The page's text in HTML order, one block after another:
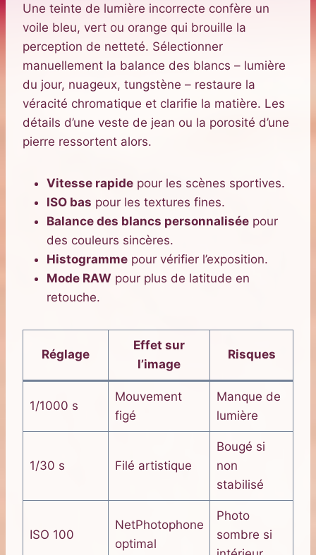
Une teinte de lumière incorrecte confère un
voile bleu, vert ou orange qui brouille la
perception de netteté. Sélectionner
manuellement la balance des blancs – lumière
du jour, nuageux, tungstène – restaure la
véracité chromatique et clarifie la matière. Les
détails d’une veste de jean ou la porosité d’une
pierre ressortent alors.
Vitesse rapide pour les scènes sportives.
ISO bas pour les textures fines.
Balance des blancs personnalisée pour
des couleurs sincères.
Histogramme pour vérifier l’exposition.
Mode RAW pour plus de latitude en
retouche.
Réglage
Effet sur
l’image
Risques
1/1000 s
Mouvement
figé
Manque de
lumière
1/30 s Filé artistique
Bougé si
non
stabilisé
ISO 100
NetPhotophone
optimal
Photo
sombre si